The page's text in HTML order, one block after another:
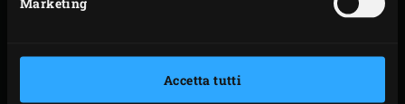
Accetta tutti
resto per un’altra volta). Se lo si desidera, distribuire